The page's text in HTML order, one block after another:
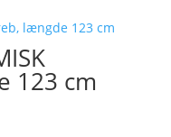
123 cm